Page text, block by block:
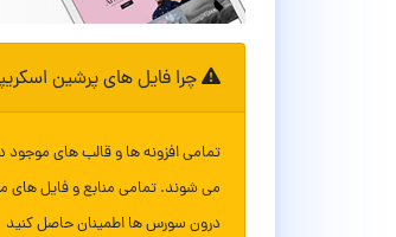
چرا فایل های پرشین
تمامی افزونه ها و قالب های
می شوند. تمامی منابع و فایل های
درون سورس ها اطمینان حاصل کنید